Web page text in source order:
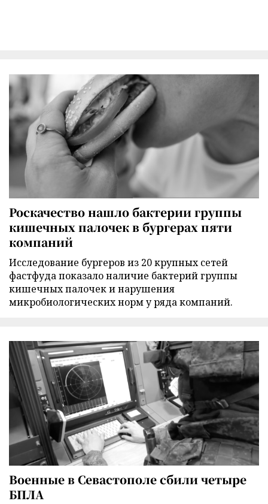
Роскачество нашло бактерии группы
кишечных палочек в бургерах пяти
компаний
Исследование бургеров из 20 крупных сетей
фастфуда показало наличие бактерий группы
кишечных палочек и нарушения
микробиологических норм у ряда компаний.
Военные в Севастополе сбили четыре
БПЛА